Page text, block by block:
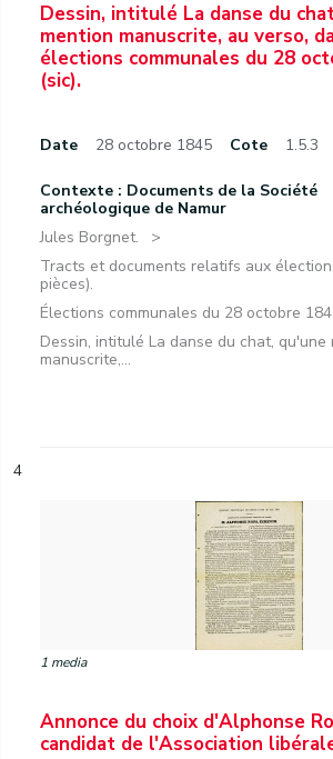
Dessin, intitulé La danse du
mention manuscrite, au verso,
élections communales du 28
(sic).
Date 28 octobre 1845 Cote 1.5.3
Contexte : Documents de la Société
archéologique de Namur
Jules Borgnet.
Tracts et documents relatifs aux
pièces).
Élections communales du 28 octobre
Dessin, intitulé La danse du chat, qu'une
manuscrite,...
4
1 media
Annonce du choix d'Alphonse
candidat de l'Association